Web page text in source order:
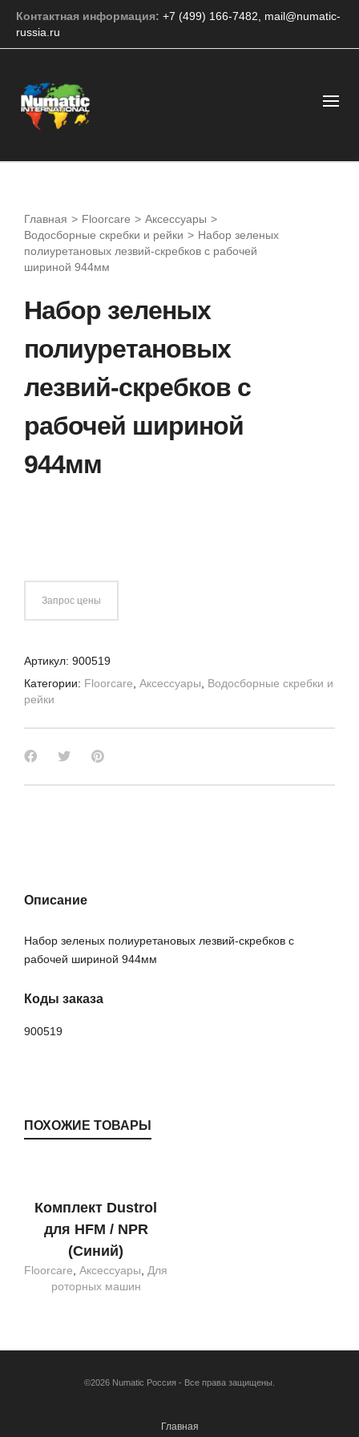
Контактная информация: +7 (499) 166-7482
mail@numatic-
russia.ru
Главная > Floorcare > Аксессуары >
Водосборные скребки и рейки > Набор зеленых
полиуретановых лезвий-скребков с рабочей
шириной 944мм
Набор зеленых
полиуретановых
лезвий-скребков с
рабочей шириной
944мм
Запрос цены
Артикул: 900519
Категории: Floorcare, Аксессуары, Водосборные скребки и
рейки
Описание
Набор зеленых полиуретановых лезвий-скребков с
рабочей шириной 944мм
Коды заказа
900519
ПОХОЖИЕ ТОВАРЫ
Комплект Dustrol
для HFM / NPR
(Синий)
Floorcare, Аксессуары, Для
роторных машин
©2026 Numatic Россия - Все права защищены.
Главная